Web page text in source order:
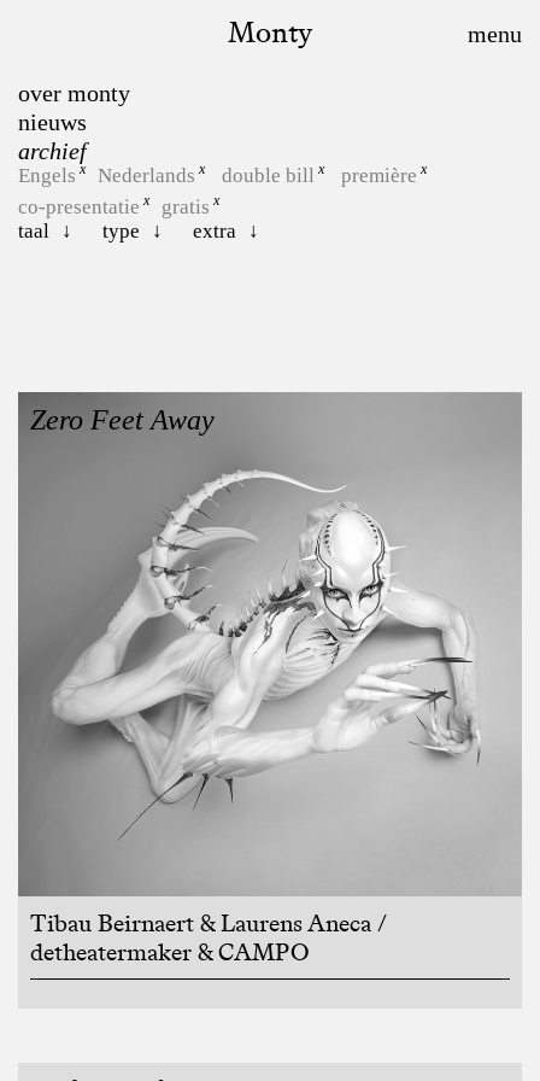
Monty
over monty
nieuws
archief
Engels Nederlands double bill
première
co-presentatie
gratis
taal
type extra
Zero Feet Away
Tibau Beirnaert & Laurens Aneca /
detheatermaker & CAMPO